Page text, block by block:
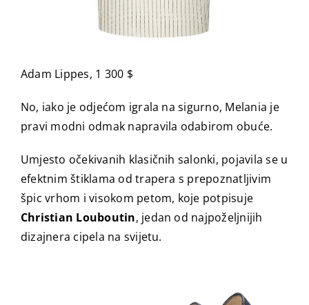
Adam Lippes, 1 300 $
No, iako je odjećom igrala na sigurno, Melania je
pravi modni odmak napravila odabirom obuće.
Umjesto očekivanih klasičnih salonki, pojavila se u
efektnim štiklama od trapera s prepoznatljivim
špic vrhom i visokom petom, koje potpisuje
Christian Louboutin, jedan od najpoželjnijih
dizajnera cipela na svijetu.